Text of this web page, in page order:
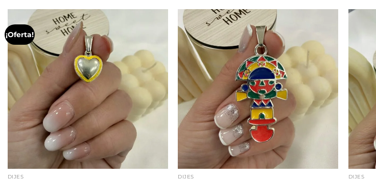
¡Oferta!
DIJES DIJES DIJES